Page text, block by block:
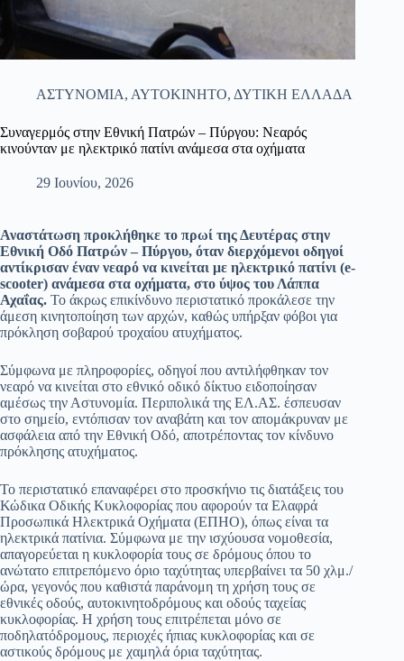
ΑΣΤΥΝΟΜΙΑ, ΑΥΤΟΚΙΝΗΤΟ, ΔΥΤΙΚΗ ΕΛΛΑΔΑ
Συναγερμός στην Εθνική Πατρών – Πύργου: Νεαρός
κινούνταν με ηλεκτρικό πατίνι ανάμεσα στα οχήματα
29 Ιουνίου, 2026
Αναστάτωση προκλήθηκε το πρωί της Δευτέρας στην
Εθνική Οδό Πατρών – Πύργου, όταν διερχόμενοι οδηγοί
αντίκρισαν έναν νεαρό να κινείται με ηλεκτρικό πατίνι (e-
scooter) ανάμεσα στα οχήματα, στο ύψος του Λάππα
Αχαΐας. Το άκρως επικίνδυνο περιστατικό προκάλεσε την
άμεση κινητοποίηση των αρχών, καθώς υπήρξαν φόβοι για
πρόκληση σοβαρού τροχαίου ατυχήματος.
Σύμφωνα με πληροφορίες, οδηγοί που αντιλήφθηκαν τον
νεαρό να κινείται στο εθνικό οδικό δίκτυο ειδοποίησαν
αμέσως την Αστυνομία. Περιπολικά της ΕΛ.ΑΣ. έσπευσαν
στο σημείο, εντόπισαν τον αναβάτη και τον απομάκρυναν με
ασφάλεια από την Εθνική Οδό, αποτρέποντας τον κίνδυνο
πρόκλησης ατυχήματος.
Το περιστατικό επαναφέρει στο προσκήνιο τις διατάξεις του
Κώδικα Οδικής Κυκλοφορίας που αφορούν τα Ελαφρά
Προσωπικά Ηλεκτρικά Οχήματα (ΕΠΗΟ), όπως είναι τα
ηλεκτρικά πατίνια. Σύμφωνα με την ισχύουσα νομοθεσία,
απαγορεύεται η κυκλοφορία τους σε δρόμους όπου το
ανώτατο επιτρεπόμενο όριο ταχύτητας υπερβαίνει τα 50 χλμ./
ώρα, γεγονός που καθιστά παράνομη τη χρήση τους σε
εθνικές οδούς, αυτοκινητοδρόμους και οδούς ταχείας
κυκλοφορίας. Η χρήση τους επιτρέπεται μόνο σε
ποδηλατόδρομους, περιοχές ήπιας κυκλοφορίας και σε
αστικούς δρόμους με χαμηλά όρια ταχύτητας.